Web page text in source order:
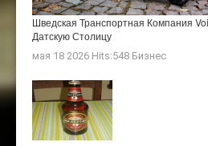
Шведская Транспортная Компания
Датскую Столицу
мая 18 2026 Hits:548 Бизнес